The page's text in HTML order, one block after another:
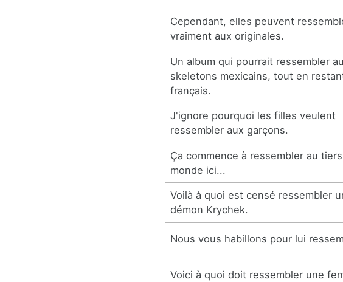
Cependant, elles peuvent
vraiment aux originales.
Un album qui pourrait ressembler
skeletons mexicains, tout en
français.
J'ignore pourquoi les filles veulent
ressembler aux garçons.
Ça commence à ressembler au
monde ici...
Voilà à quoi est censé ressembler
démon Krychek.
Nous vous habillons pour lui
Voici à quoi doit ressembler une